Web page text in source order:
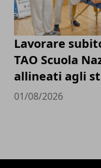
Lavorare
TAO Scuola
allineati agli
01/08/2026